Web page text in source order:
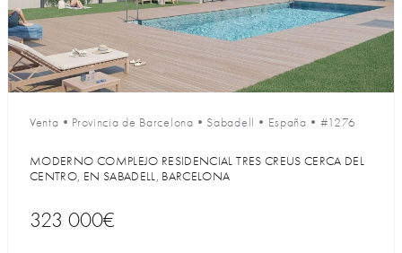
Venta • Provincia de Barcelona • Sabadell • España • #1276
MODERNO COMPLEJO RESIDENCIAL TRES CREUS CERCA DEL
CENTRO, EN SABADELL, BARCELONA
323 000€